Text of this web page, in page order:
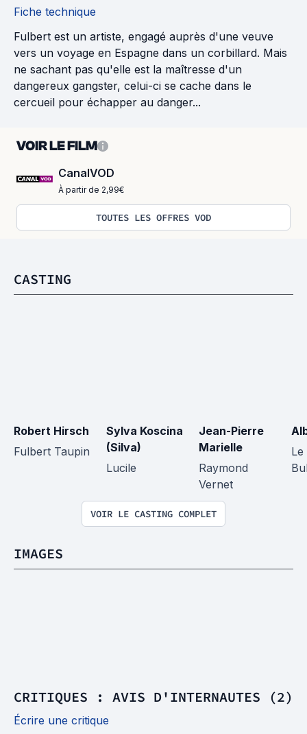
Fiche technique
Fulbert est un artiste, engagé auprès d'une veuve
vers un voyage en Espagne dans un corbillard. Mais
ne sachant pas qu'elle est la maîtresse d'un
dangereux gangster, celui-ci se cache dans le
cercueil pour échapper au danger...
VOIR LE FILM
CanalVOD
À partir de 2,99€
TOUTES LES OFFRES VOD
CASTING
Robert Hirsch
Fulbert Taupin
Sylva Koscina
(Silva)
Lucile
Jean-Pierre
Marielle
Raymond
Vernet
VOIR LE CASTING COMPLET
IMAGES
CRITIQUES : AVIS D'INTERNAUTES (2)
Écrire une critique